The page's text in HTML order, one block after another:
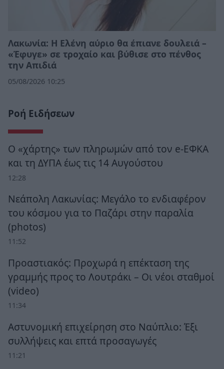
Λακωνία: Η Ελένη αύριο θα έπιανε δουλειά –
«Έφυγε» σε τροχαίο και βύθισε στο πένθος
την Απιδιά
05/08/2026 10:25
Ροή Ειδήσεων
Ο «χάρτης» των πληρωμών από τον e-ΕΦΚΑ
και τη ΔΥΠΑ έως τις 14 Αυγούστου
12:28
Νεάπολη Λακωνίας: Μεγάλο το ενδιαφέρον
του κόσμου για το Παζάρι στην παραλία
(photos)
11:52
Προαστιακός: Προχωρά η επέκταση της
γραμμής προς το Λουτράκι – Οι νέοι σταθμοί
(video)
11:34
Αστυνομική επιχείρηση στο Ναύπλιο: Έξι
συλλήψεις και επτά προσαγωγές
11:21